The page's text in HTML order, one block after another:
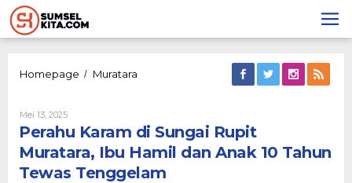
Lewati
ke
konten
Homepage / Muratara
Rupit
Muratara,
Ibu
Hamil
Mei 13, 2025Oleh
Admin
Perahu Karam di Sungai Rupit
Muratara, Ibu Hamil dan Anak 10 Tahun
Tewas Tenggelam